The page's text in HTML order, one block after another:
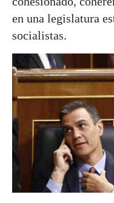
en una legislatura
socialistas.